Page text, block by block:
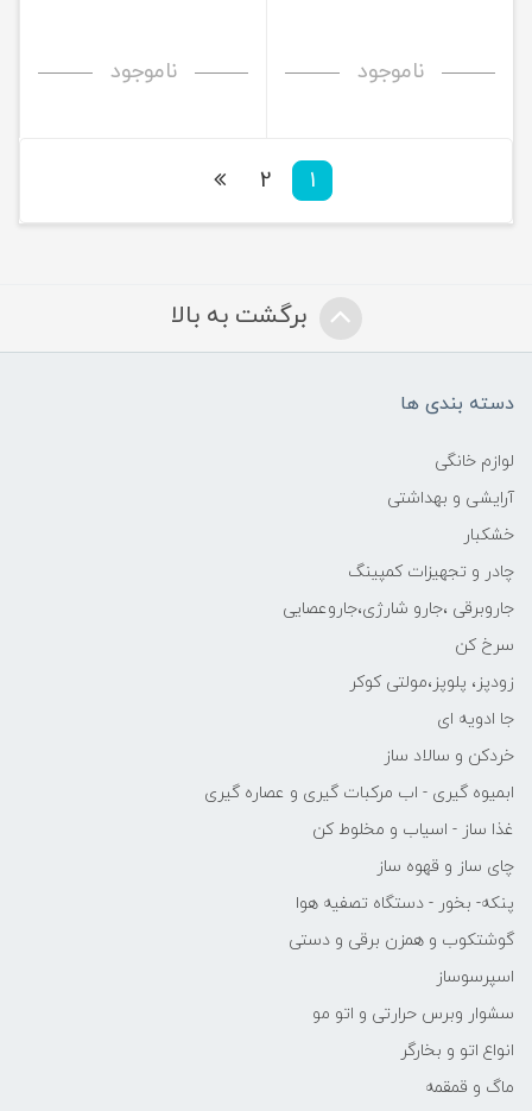
ناموجود ناموجود
1
2
برگشت به بالا
دسته بندی ها
لوازم خانگی
آرایشی و بهداشتی
خشکبار
چادر و تجهیزات کمپینگ
جاروبرقی ،جارو شارژی،جاروعصایی
سرخ کن
زودپز، پلوپز،مولتی کوکر
جا ادویه ای
خردکن و سالاد ساز
ابمیوه گیری - اب مرکبات گیری و عصاره گیری
غذا ساز - اسیاب و مخلوط کن
چای ساز و قهوه ساز
پنکه- بخور - دستگاه تصفیه هوا
گوشتکوب و همزن برقی و دستی
اسپرسوساز
سشوار وبرس حرارتی و اتو مو
انواع اتو و بخارگر
ماگ و قمقمه